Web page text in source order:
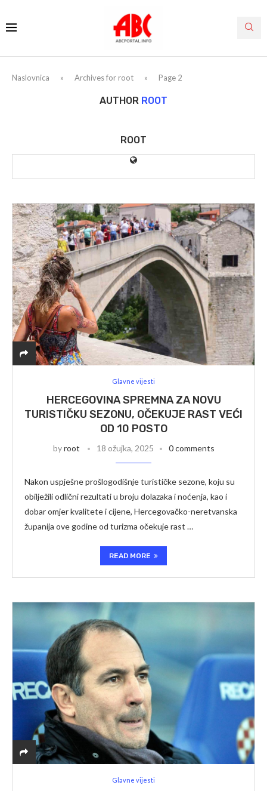
Naslovnica » Archives for root » Page 2
AUTHOR ROOT
ROOT
Glavne vijesti
HERCEGOVINA SPREMNA ZA NOVU
TURISTIČKU SEZONU, OČEKUJE RAST VEĆI
OD 10 POSTO
byroot 18 ožujka, 2025 0 comments
Nakon uspješne prošlogodišnje turističke sezone, koju su
obilježili odlični rezultati u broju dolazaka i noćenja, kao i
dobar omjer kvalitete i cijene, Hercegovačko-neretvanska
županija ove godine od turizma očekuje rast …
READ MORE
Glavne vijesti